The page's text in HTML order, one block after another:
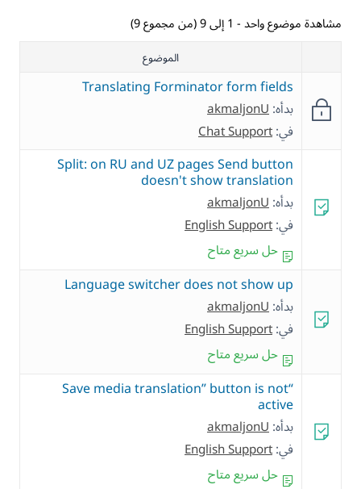
مشاهدة موضوع واحد - 1 إلى 9 (من مجموع 9)
الموضوع
Translating Forminator form fields
بدأه:akmaljonU
في:Chat Support
Split: on RU and UZ pages Send button
doesn't show translation
بدأه:akmaljonU
في:English Support
حل سريع متاح
Language switcher does not show up
بدأه:akmaljonU
في:English Support
حل سريع متاح
“Save media translation” button is not
active
بدأه:akmaljonU
في:English Support
حل سريع متاح